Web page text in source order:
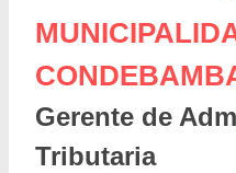
Gerente de
Tributaria